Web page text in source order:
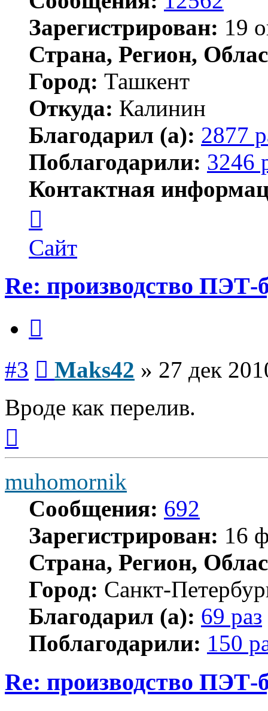
Зарегистрирован: 19
Страна, Регион,
Город: Ташкент
Откуда: Калинин
Благодарил (а): 2877
Поблагодарили: 3246
Контактная
пользователя
Maks42
Сайт
Re: производство ПЭТ-
#3 Maks42 » 27 дек
Вроде как перелив.
началу
muhomornik
Сообщения: 692
Зарегистрирован: 16
Страна, Регион,
Город: Санкт-
Благодарил (а): 69 раз
Поблагодарили: 150
Re: производство ПЭТ-